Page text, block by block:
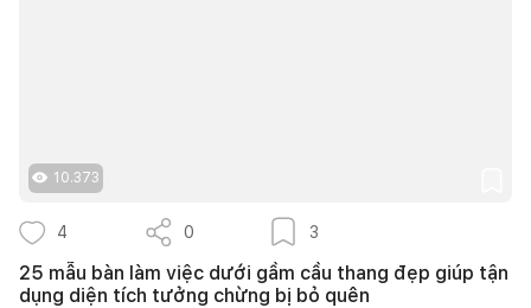
10.373
4 0 3
25 mẫu bàn làm việc dưới gầm cầu thang đẹp giúp tận
dụng diện tích tưởng chừng bị bỏ quên